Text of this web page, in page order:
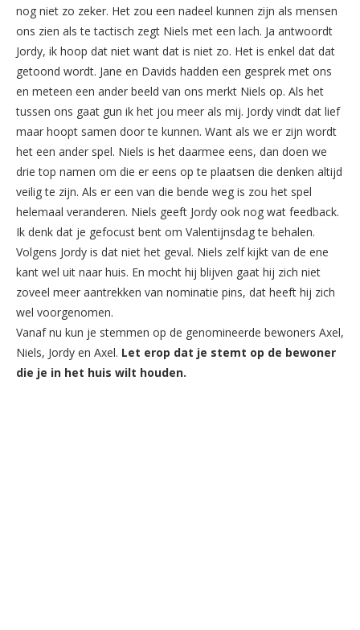
nog niet zo zeker. Het zou een nadeel kunnen zijn als mensen
ons zien als te tactisch zegt Niels met een lach. Ja antwoordt
Jordy, ik hoop dat niet want dat is niet zo. Het is enkel dat dat
getoond wordt. Jane en Davids hadden een gesprek met ons
en meteen een ander beeld van ons merkt Niels op. Als het
tussen ons gaat gun ik het jou meer als mij. Jordy vindt dat lief
maar hoopt samen door te kunnen. Want als we er zijn wordt
het een ander spel. Niels is het daarmee eens, dan doen we
drie top namen om die er eens op te plaatsen die denken altijd
veilig te zijn. Als er een van die bende weg is zou het spel
helemaal veranderen. Niels geeft Jordy ook nog wat feedback.
Ik denk dat je gefocust bent om Valentijnsdag te behalen.
Volgens Jordy is dat niet het geval. Niels zelf kijkt van de ene
kant wel uit naar huis. En mocht hij blijven gaat hij zich niet
zoveel meer aantrekken van nominatie pins, dat heeft hij zich
wel voorgenomen.
Vanaf nu kun je stemmen op de genomineerde bewoners Axel,
Niels, Jordy en Axel. Let erop dat je stemt op de bewoner
die je in het huis wilt houden.